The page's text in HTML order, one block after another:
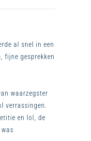
al snel in een
fijne gesprekken
waarzegster
verrassingen.
en lol, de